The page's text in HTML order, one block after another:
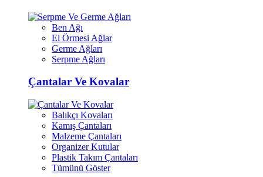
Ben Ağı
El Örmesi Ağlar
Germe Ağları
Serpme Ağları
Çantalar Ve Kovalar
Balıkçı Kovaları
Kamış Çantaları
Malzeme Çantaları
Organizer Kutular
Plastik Takım Çantaları
Tümünü Göster